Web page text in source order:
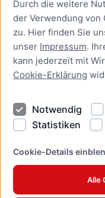
Durch die weitere
der Verwendung von
zu. Hier finden Sie
unser Impressum.
kann jederzeit mit
Cookie-Erklärung
Notwendig
Statistiken
Cookie-Details
Alle
Presse
Newsletter Lübeck:kompakt
Kontakt
Kontakt
Datenschutzhinweise
Barrierefreiheit
Cookie Erklärung
www.luebeck.de